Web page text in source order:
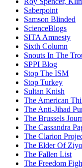
Saberpoint
Samson Blinded
ScienceBlogs
SITA Amnesty
Sixth Column
Snouts In The
SPPI Blog
Stop The ISM
Stop Turkey
Sultan Knish
The American
The Anti-Jihad
The Brussels
The Cassandra
The Clarion
The Elder Of
The Fallen List
The Freedom